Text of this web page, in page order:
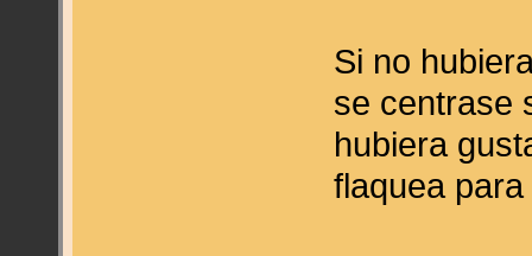
Si no
se centrase
hubiera
flaquea